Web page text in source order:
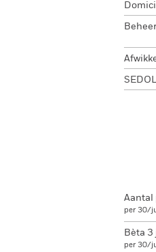
Aantal
per 30/
Bèta 3
per 30/